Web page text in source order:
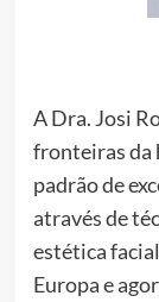
A Dra. Josi
fronteiras da
padrão de
através de
estética
Europa e